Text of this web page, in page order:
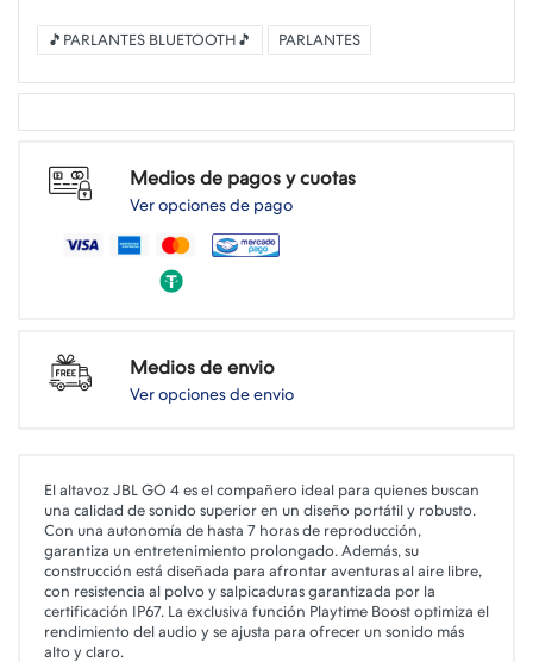
🎵PARLANTES BLUETOOTH🎵 PARLANTES
Medios de pagos y cuotas
Ver opciones de pago
Medios de envio
Ver opciones de envio
El altavoz JBL GO 4 es el compañero ideal para quienes buscan
una calidad de sonido superior en un diseño portátil y robusto.
Con una autonomía de hasta 7 horas de reproducción,
garantiza un entretenimiento prolongado. Además, su
construcción está diseñada para afrontar aventuras al aire libre,
con resistencia al polvo y salpicaduras garantizada por la
certificación IP67. La exclusiva función Playtime Boost optimiza el
rendimiento del audio y se ajusta para ofrecer un sonido más
alto y claro.